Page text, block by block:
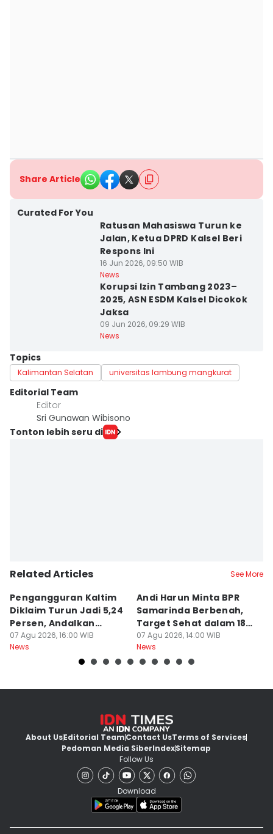
Share Article
Curated For You
Ratusan Mahasiswa Turun ke
Jalan, Ketua DPRD Kalsel Beri
Respons Ini
16 Jun 2026, 09:50 WIB
News
Korupsi Izin Tambang 2023–
2025, ASN ESDM Kalsel Dicokok
Jaksa
09 Jun 2026, 09:29 WIB
News
Topics
Kalimantan Selatan universitas lambung mangkurat
Editorial Team
Editor
Sri Gunawan Wibisono
Tonton lebih seru di
Related Articles See More
Pengangguran Kaltim
Diklaim Turun Jadi 5,24
Persen, Andalkan
Pertanian
07 Agu 2026, 16:00 WIB
News
Andi Harun Minta BPR
Samarinda Berbenah,
Target Sehat dalam 18
Bulan
07 Agu 2026, 14:00 WIB
News
About UsEditorial TeamContact UsTerms of Services
Pedoman Media SiberIndexSitemap
Follow Us
Download